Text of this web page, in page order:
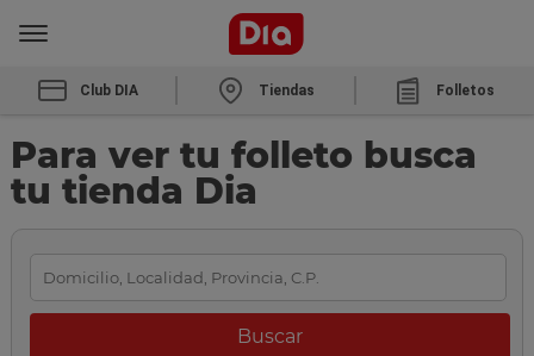
Club DIA Tiendas Folletos
Para ver tu folleto busca
tu tienda Dia